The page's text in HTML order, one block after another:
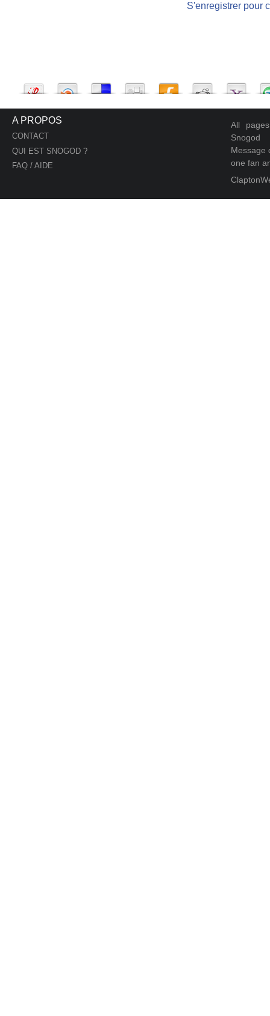
S'enregistrer pour
A PROPOS
CONTACT
QUI EST SNOGOD ?
FAQ / AIDE
All
Snogod
Message
one fan